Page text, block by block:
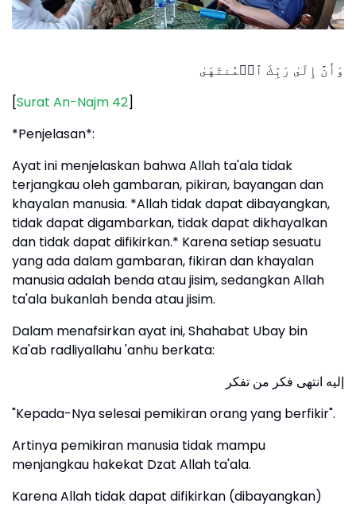
وَأَنَّ إِلَىٰ رَبِّكَ ٱلۡمُنتَهَىٰ
[Surat An-Najm 42]
*Penjelasan*:
Ayat ini menjelaskan bahwa Allah ta'ala tidak
terjangkau oleh gambaran, pikiran, bayangan dan
khayalan manusia. *Allah tidak dapat dibayangkan,
tidak dapat digambarkan, tidak dapat dikhayalkan
dan tidak dapat difikirkan.* Karena setiap sesuatu
yang ada dalam gambaran, fikiran dan khayalan
manusia adalah benda atau jisim, sedangkan Allah
ta'ala bukanlah benda atau jisim.
Dalam menafsirkan ayat ini, Shahabat Ubay bin
Ka'ab radliyallahu 'anhu berkata:
إليه انتهى فكر من تفكر
"Kepada-Nya selesai pemikiran orang yang berfikir".
Artinya pemikiran manusia tidak mampu
menjangkau hakekat Dzat Allah ta'ala.
Karena Allah tidak dapat difikirkan (dibayangkan)